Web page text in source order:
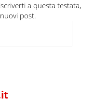
a questa testata,
post.